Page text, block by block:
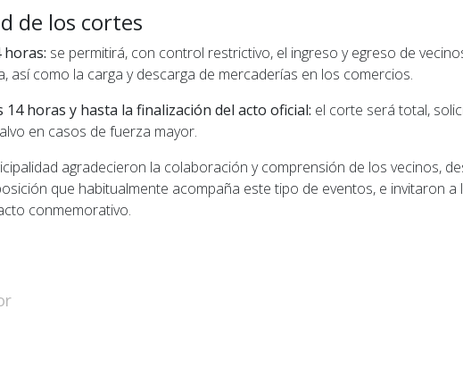
de los cortes
horas: se permitirá, con control restrictivo, el ingreso y egreso de
así como la carga y descarga de mercaderías en los comercios.
14 horas y hasta la finalización del acto oficial: el corte será total,
en casos de fuerza mayor.
agradecieron la colaboración y comprensión de los vecinos,
que habitualmente acompaña este tipo de eventos, e invitaron a
conmemorativo.
San Lorenzo: Robaron en la casa de la actriz Yamilé